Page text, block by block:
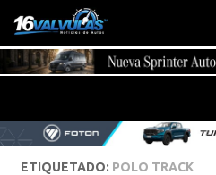
Saltar al contenido
ETIQUETADO: POLO TRACK